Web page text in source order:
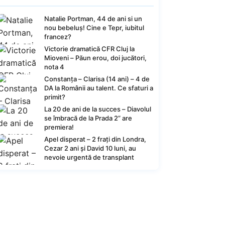
Natalie Portman, 44 de ani si un
nou bebeluș! Cine e Tepr, iubitul
francez?
Victorie dramatică CFR Cluj la
Mioveni – Păun erou, doi jucători,
nota 4
Constanța – Clarisa (14 ani) – 4 de
DA la Românii au talent. Ce sfaturi a
primit?
La 20 de ani de la succes – Diavolul
se îmbracă de la Prada 2” are
premiera!
Apel disperat – 2 frați din Londra,
Cezar 2 ani și David 10 luni, au
nevoie urgentă de transplant